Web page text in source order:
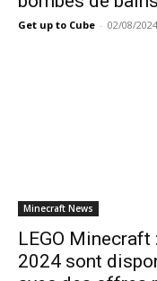
Get up to Cube - 02/08/2024
Minecraft News
LEGO Minecraft
2024 sont